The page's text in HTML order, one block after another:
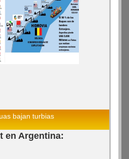
bajan turbias
en Argentina: